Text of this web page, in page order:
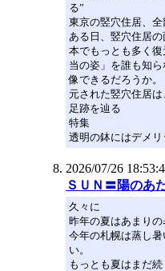
る”
東京の竪穴住居、全
ある日、竪穴住居
本でもっとも多く
当の姿」を誰も知
像できるだろうか
元された竪穴住居
足跡を辿る
特集
透明の鉢にはデメ
2026/07/26
ＳＵＮ〓陽のあ
久々に
昨年の夏はあまりの
今年の札幌は蒸し
い。
もっとも夏はまだ